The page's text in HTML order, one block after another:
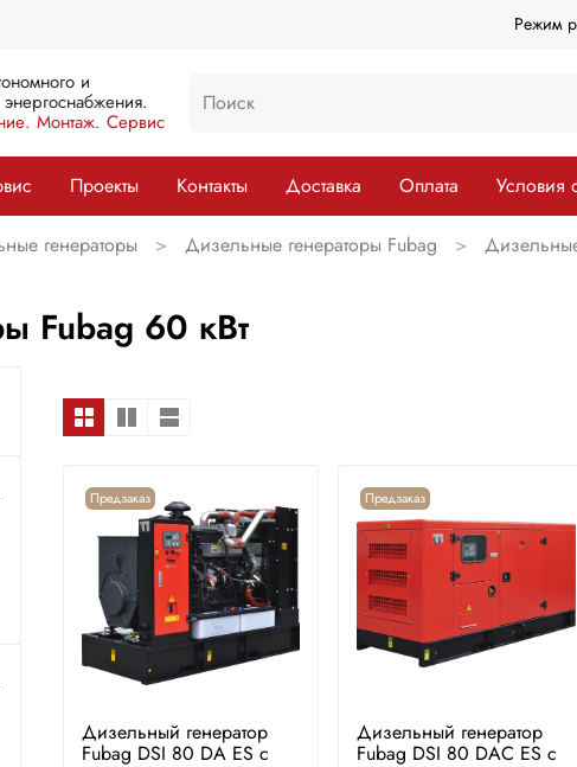
Режим
и
Монтаж. Сервис
Проекты Контакты Доставка Оплата Условия
генераторы Дизельные генераторы Fubag
Fubag 60 кВт
Предзаказ
Дизельный генератор
Fubag DSI 80 DA ES с
Предзаказ
Дизельный генератор
Fubag DSI 80 DAC ES с